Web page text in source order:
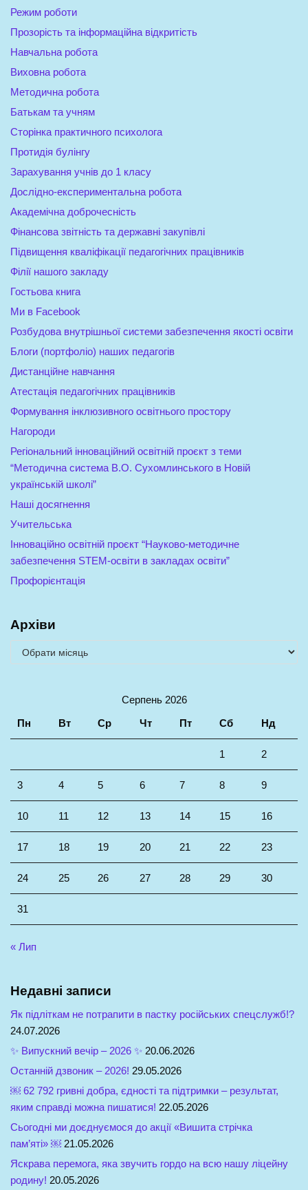
Режим роботи
Прозорість та інформаційна відкритість
Навчальна робота
Виховна робота
Методична робота
Батькам та учням
Сторінка практичного психолога
Протидія булінгу
Зарахування учнів до 1 класу
Дослідно-експериментальна робота
Академічна доброчесність
Фінансова звітність та державні закупівлі
Підвищення кваліфікації педагогічних працівників
Філії нашого закладу
Гостьова книга
Ми в Facebook
Розбудова внутрішньої системи забезпечення якості освіти
Блоги (портфоліо) наших педагогів
Дистанційне навчання
Атестація педагогічних працівників
Формування інклюзивного освітнього простору
Нагороди
Регіональний інноваційний освітній проєкт з теми
“Методична система В.О. Сухомлинського в Новій
українській школі”
Наші досягнення
Учительська
Інноваційно освітній проєкт “Науково-методичне
забезпечення STEM-освіти в закладах освіти”
Профорієнтація
Архіви
Серпень 2026
Пн
Вт Ср Чт Пт Сб Нд
1 2
3 4 5 6 7 8 9
10 11 12 13 14 15 16
17 18 19 20 21 22 23
24 25 26 27 28 29 30
31
« Лип
Недавні записи
Як підліткам не потрапити в пастку російських спецслужб!?
24.07.2026
✨ Випускний вечір – 2026 ✨ 20.06.2026
Останній дзвоник – 2026! 29.05.2026
￼ 62 792 гривні добра, єдності та підтримки – результат,
яким справді можна пишатися! 22.05.2026
Сьогодні ми доєднуємося до акції «Вишита стрічка
пам’яті» ￼ 21.05.2026
Яскрава перемога, яка звучить гордо на всю нашу ліцейну
родину! 20.05.2026